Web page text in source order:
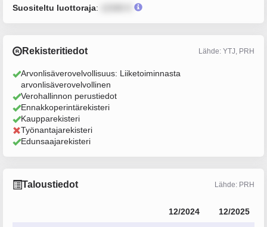
Suositeltu luottoraja:
Rekisteritiedot Lähde: YTJ, PRH
Arvonlisäverovelvollisuus: Liiketoiminnasta
arvonlisäverovelvollinen
Verohallinnon perustiedot
Ennakkoperintärekisteri
Kaupparekisteri
Työnantajarekisteri
Edunsaajarekisteri
Taloustiedot Lähde: PRH
12/2024 12/2025